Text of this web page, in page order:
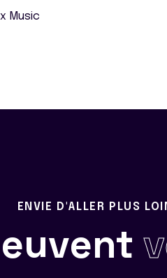
Music
ENVIE D'ALLER PLUS